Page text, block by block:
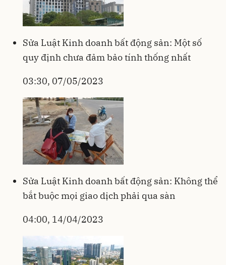
Sửa Luật Kinh doanh bất động sản: Một số
quy định chưa đảm bảo tính thống nhất
03:30, 07/05/2023
Sửa Luật Kinh doanh bất động sản: Không thể
bắt buộc mọi giao dịch phải qua sàn
04:00, 14/04/2023